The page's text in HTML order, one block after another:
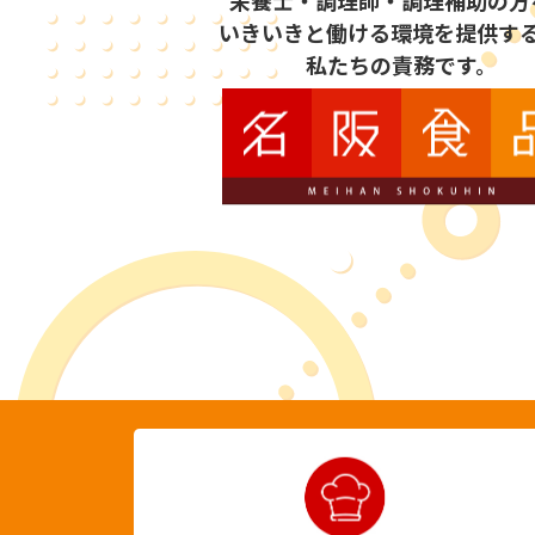
いきいきと働ける環境を提供す
私たちの責務です。